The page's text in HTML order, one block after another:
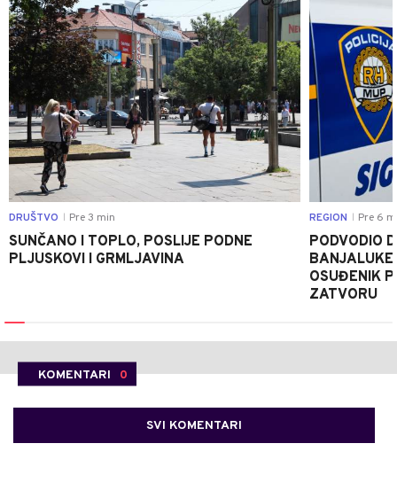
DRUŠTVO Pre 3 min
SUNČANO I TOPLO, POSLIJE PODNE
PLJUSKOVI I GRMLJAVINA
REGION Pre 6
PODVODIO
BANJALUKE
OSUĐENIK
ZATVORU
KOMENTARI 0
SVI KOMENTARI